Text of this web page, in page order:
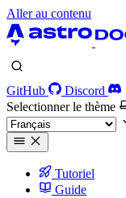
Aller au contenu
GitHub
Discord
Selectionner le thème
Tutoriel
Guide